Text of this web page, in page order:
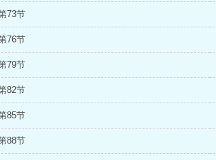
73节
76节
79节
82节
85节
88节